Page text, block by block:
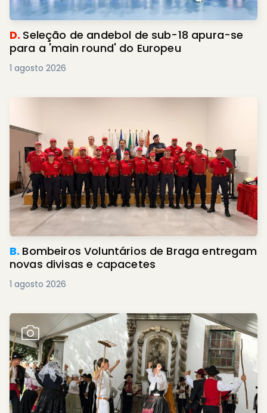
D. Seleção de andebol de sub-18 apura-se
para a 'main round' do Europeu
1 agosto 2026
B. Bombeiros Voluntários de Braga entregam
novas divisas e capacetes
1 agosto 2026